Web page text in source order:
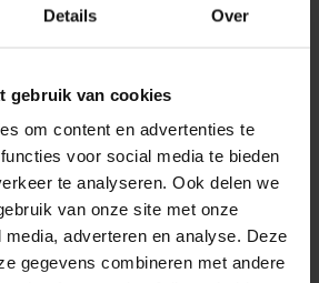
Details Over
gebruik van cookies
om content en advertenties te
voor social media te bieden
te analyseren. Ook delen we
van onze site met onze
adverteren en analyse. Deze
gegevens combineren met andere
Artikel wie Matratzen,
unter die
und können von
werden.
Sie vielleicht eine Bestellung
weil Ihnen das Produkt nicht